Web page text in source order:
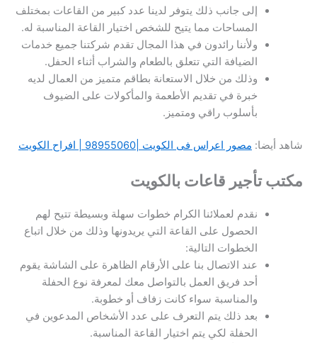
إلى جانب ذلك يتوفر لدينا عدد كبير من القاعات بمختلف
المساحات مما يتيح للشخص اختيار القاعة المناسبة له.
ولأننا رائدون في هذا المجال تقدم شركتنا جميع خدمات
الضيافة التي تتعلق بالطعام والشراب أثناء الحفل.
وذلك من خلال الاستعانة بطاقم متميز من العمال لديه
خبرة في تقديم الأطعمة والمأكولات على الضيوف
بأسلوب راقي ومتميز.
شاهد أيضا: مصور اعراس فى الكويت |98955060 | افراح الكويت
مكتب تأجير قاعات بالكويت
نقدم لعملائنا الكرام خطوات سهلة وبسيطة تتيح لهم
الحصول على القاعة التي يريدونها وذلك من خلال اتباع
الخطوات التالية:
عند الاتصال بنا على الأرقام الظاهرة على الشاشة يقوم
أحد فريق العمل بالتواصل معك لمعرفة نوع الحفلة
والمناسبة سواء كانت زفاف أو خطوبة.
بعد ذلك يتم التعرف على عدد الأشخاص المدعوين في
الحفلة لكي يتم اختيار القاعة المناسبة.